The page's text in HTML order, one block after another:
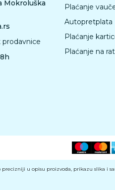
Mokroluška
Plaćanje
Autopretplata
Plaćanje
Plaćanje na
u opisu proizvoda, prikazu slika i